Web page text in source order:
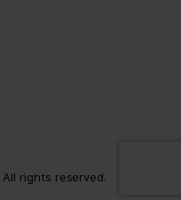
rights reserved.